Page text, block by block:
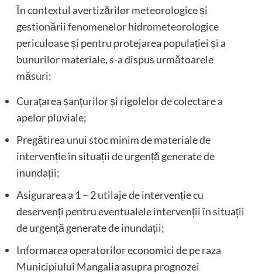
În contextul avertizărilor meteorologice și
gestionării fenomenelor hidrometeorologice
periculoase și pentru protejarea populației și a
bunurilor materiale, s-a dispus următoarele
măsuri:
Curațarea șanțurilor și rigolelor de colectare a
apelor pluviale;
Pregătirea unui stoc minim de materiale de
intervenție în situații de urgență generate de
inundații;
Asigurarea a 1 – 2 utilaje de intervenție cu
deservenți pentru eventualele intervenții în situații
de urgență generate de inundații;
Informarea operatorilor economici de pe raza
Municipiului Mangalia asupra prognozei